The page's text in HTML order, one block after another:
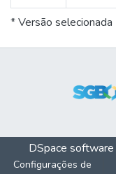
* Versão selecionada
DSpace software
Configurações de